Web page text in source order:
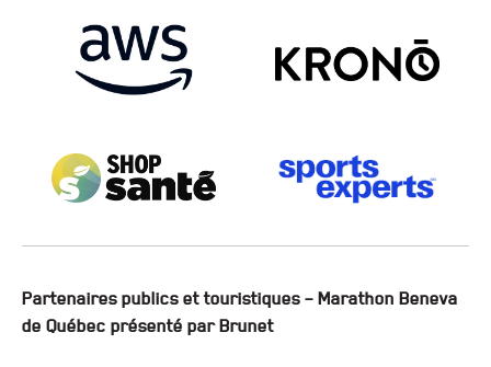
Partenaires publics et touristiques – Marathon Beneva
de Québec présenté par Brunet